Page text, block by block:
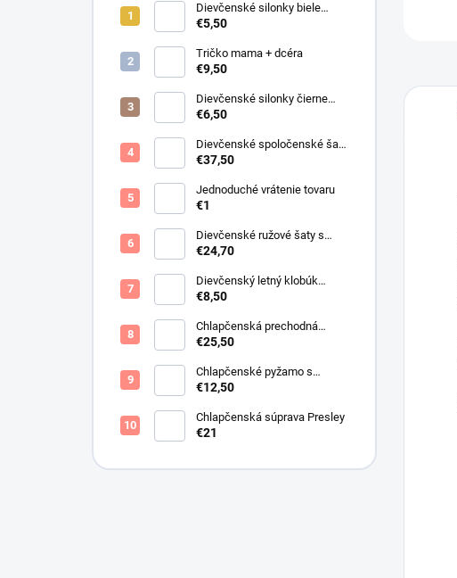
Dievčenské silonky biele
Linda
€5,50
Tričko mama + dcéra
€9,50
Dievčenské silonky čierne
Lurex
€6,50
Dievčenské spoločenské šaty
s bolerkom jemno ružové
€37,50
Jednoduché vrátenie tovaru
€1
Dievčenské ružové šaty s
motýlikmi
€24,70
Dievčenský letný klobúk
krémový s perličkami
€8,50
Chlapčenská prechodná
obojstranná bunda khaki
€25,50
Chlapčenské pyžamo s
lietadlami.
€12,50
Chlapčenská súprava Presley
€21